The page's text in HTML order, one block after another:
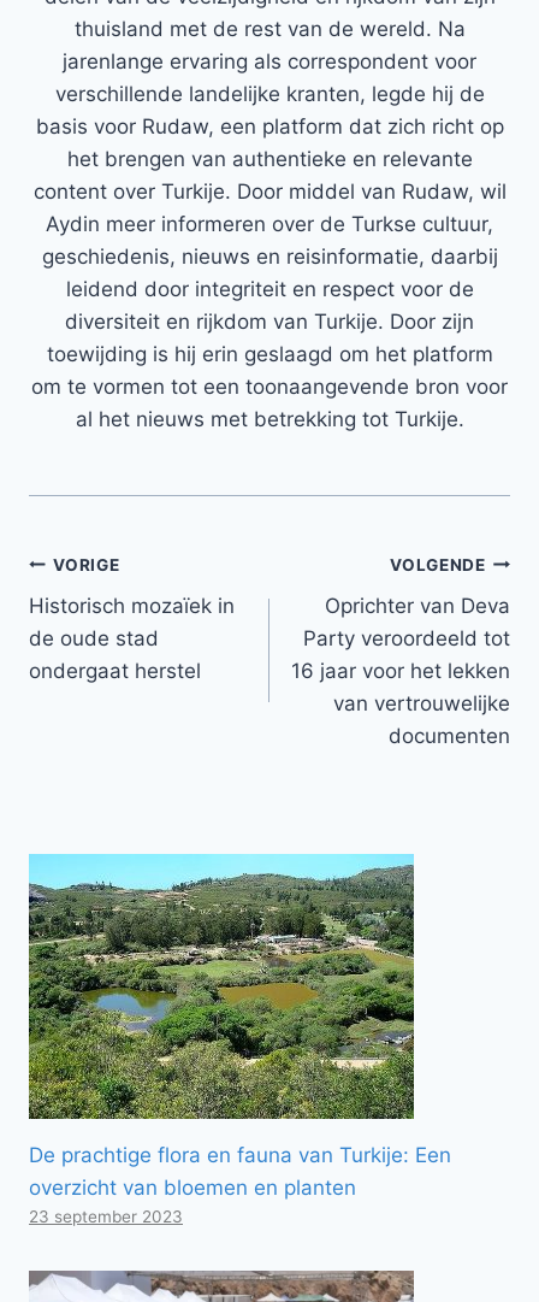
thuisland met de rest van de wereld. Na
jarenlange ervaring als correspondent voor
verschillende landelijke kranten, legde hij de
basis voor Rudaw, een platform dat zich richt op
het brengen van authentieke en relevante
content over Turkije. Door middel van Rudaw, wil
Aydin meer informeren over de Turkse cultuur,
geschiedenis, nieuws en reisinformatie, daarbij
leidend door integriteit en respect voor de
diversiteit en rijkdom van Turkije. Door zijn
toewijding is hij erin geslaagd om het platform
om te vormen tot een toonaangevende bron voor
al het nieuws met betrekking tot Turkije.
Bericht
navigatie
VORIGE
Historisch mozaïek in
de oude stad
ondergaat herstel
VOLGENDE
Oprichter van Deva
Party veroordeeld tot
16 jaar voor het lekken
van vertrouwelijke
documenten
De prachtige flora en fauna van Turkije: Een
overzicht van bloemen en planten
23 september 2023